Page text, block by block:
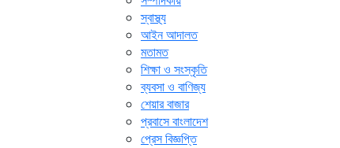
স্বাস্থ্য
আইন আদালত
মতামত
শিক্ষা ও সংস্কৃতি
ব্যবসা ও বাণিজ্য
শেয়ার বাজার
প্রবাসে বাংলাদেশ
প্রেস বিজ্ঞপ্তি